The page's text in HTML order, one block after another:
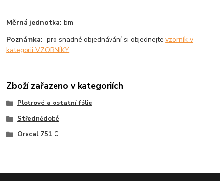
Měrná jednotka: bm
Poznámka: pro snadné objednávání si objednejtevzorník v
kategorii VZORNÍKY
Zboží zařazeno v kategoriích
Plotrové a ostatní fólie
Střednědobé
Oracal 751 C